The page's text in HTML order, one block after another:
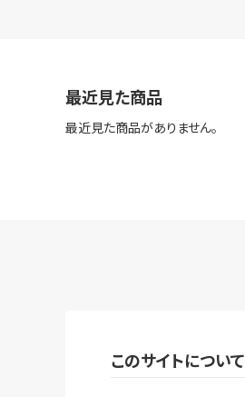
最近見た商品
最近見た商品がありません。
このサイトについて